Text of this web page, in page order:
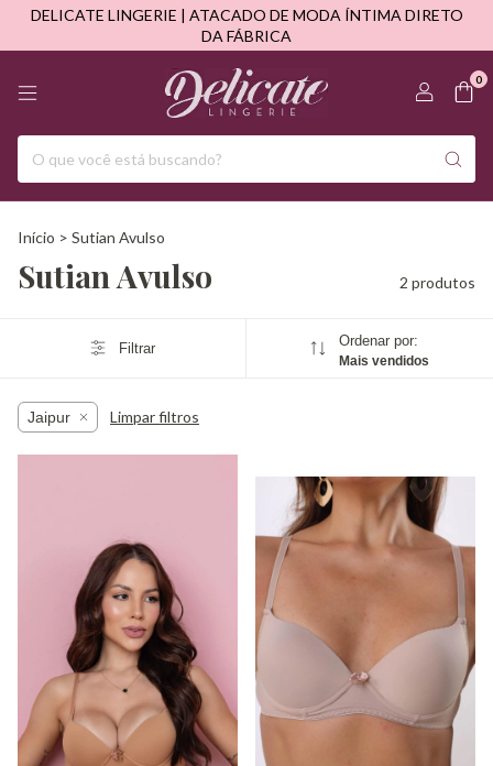
DELICATE LINGERIE | ATACADO DE MODA ÍNTIMA DIRETO
DA FÁBRICA
0
Início > Sutian Avulso
Sutian Avulso 2 produtos
Filtrar Ordenar por:
Mais vendidos
Jaipur Limpar filtros